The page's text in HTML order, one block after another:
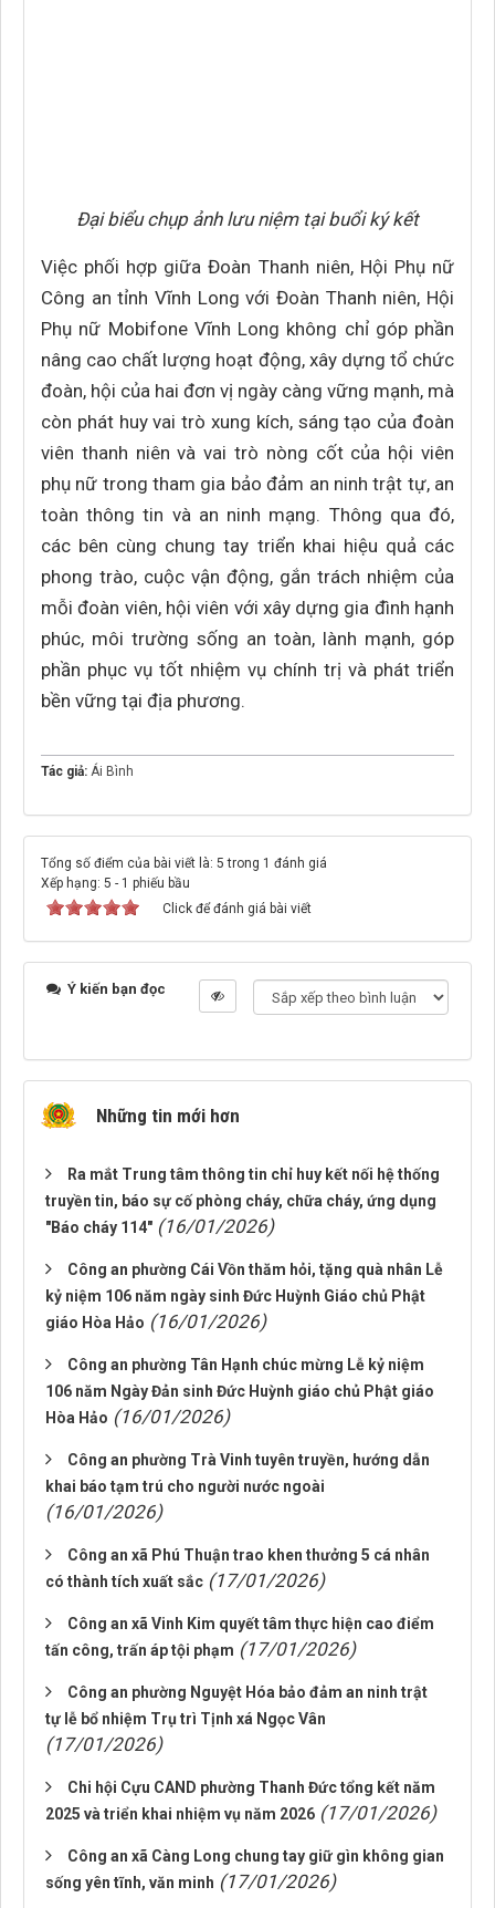
Đại biểu chụp ảnh lưu niệm tại buổi ký kết
Việc phối hợp giữa Đoàn Thanh niên, Hội Phụ nữ
Công an tỉnh Vĩnh Long với Đoàn Thanh niên, Hội
Phụ nữ Mobifone Vĩnh Long không chỉ góp phần
nâng cao chất lượng hoạt động, xây dựng tổ chức
đoàn, hội của hai đơn vị ngày càng vững mạnh, mà
còn phát huy vai trò xung kích, sáng tạo của đoàn
viên thanh niên và vai trò nòng cốt của hội viên
phụ nữ trong tham gia bảo đảm an ninh trật tự, an
toàn thông tin và an ninh mạng. Thông qua đó,
các bên cùng chung tay triển khai hiệu quả các
phong trào, cuộc vận động, gắn trách nhiệm của
mỗi đoàn viên, hội viên với xây dựng gia đình hạnh
phúc, môi trường sống an toàn, lành mạnh, góp
phần phục vụ tốt nhiệm vụ chính trị và phát triển
bền vững tại địa phương.
Tác giả: Ái Bình
Tổng số điểm của bài viết là: 5 trong 1 đánh giá
Xếp hạng: 5 - 1 phiếu bầu
Click để đánh giá bài viết
Ý kiến bạn đọc
Những tin mới hơn
Ra mắt Trung tâm thông tin chỉ huy kết nối hệ thống
truyền tin, báo sự cố phòng cháy, chữa cháy, ứng dụng
"Báo cháy 114" (16/01/2026)
Công an phường Cái Vồn thăm hỏi, tặng quà nhân Lễ
kỷ niệm 106 năm ngày sinh Đức Huỳnh Giáo chủ Phật
giáo Hòa Hảo (16/01/2026)
Công an phường Tân Hạnh chúc mừng Lễ kỷ niệm
106 năm Ngày Đản sinh Đức Huỳnh giáo chủ Phật giáo
Hòa Hảo (16/01/2026)
Công an phường Trà Vinh tuyên truyền, hướng dẫn
khai báo tạm trú cho người nước ngoài
(16/01/2026)
Công an xã Phú Thuận trao khen thưởng 5 cá nhân
có thành tích xuất sắc (17/01/2026)
Công an xã Vinh Kim quyết tâm thực hiện cao điểm
tấn công, trấn áp tội phạm (17/01/2026)
Công an phường Nguyệt Hóa bảo đảm an ninh trật
tự lễ bổ nhiệm Trụ trì Tịnh xá Ngọc Vân
(17/01/2026)
Chi hội Cựu CAND phường Thanh Đức tổng kết năm
2025 và triển khai nhiệm vụ năm 2026 (17/01/2026)
Công an xã Càng Long chung tay giữ gìn không gian
sống yên tĩnh, văn minh (17/01/2026)